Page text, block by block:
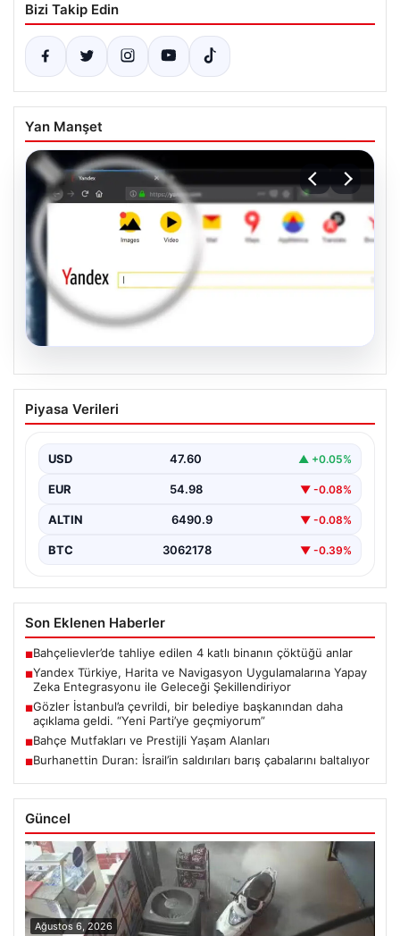
Bizi Takip Edin
Yan Manşet
05.08.2026
Yandex Türkiye, Harita ve Navigasyon
Uygulamalarına Yapay Zeka
Şekillendiriyor
Yandex Türkiye, teknolojik gelişmeler ışığında önemli
bir adım atarak, en popüler harita ve navigasyon…
Piyasa Verileri
USD 47.60 ▲ +0.05%
EUR 54.98 ▼ -0.08%
ALTIN 6490.9 ▼ -0.08%
BTC 3062178 ▼ -0.39%
Son Eklenen Haberler
■Bahçelievler’de tahliye edilen 4 katlı binanın çöktüğü anlar
■Yandex Türkiye, Harita ve Navigasyon Uygulamalarına Yapay
Zeka Entegrasyonu ile Geleceği Şekillendiriyor
■Gözler İstanbul’a çevrildi, bir belediye başkanından daha
açıklama geldi. “Yeni Parti’ye geçmiyorum”
■Bahçe Mutfakları ve Prestijli Yaşam Alanları
■Burhanettin Duran: İsrail’in saldırıları barış çabalarını baltalıyor
Güncel
Ağustos 6, 2026